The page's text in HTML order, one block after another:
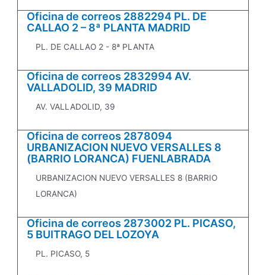
Oficina de correos 2882294 PL. DE
CALLAO 2 – 8ª PLANTA MADRID
PL. DE CALLAO 2 - 8ª PLANTA
Oficina de correos 2832994 AV.
VALLADOLID, 39 MADRID
AV. VALLADOLID, 39
Oficina de correos 2878094
URBANIZACION NUEVO VERSALLES 8
(BARRIO LORANCA) FUENLABRADA
URBANIZACION NUEVO VERSALLES 8 (BARRIO
LORANCA)
Oficina de correos 2873002 PL. PICASO,
5 BUITRAGO DEL LOZOYA
PL. PICASO, 5